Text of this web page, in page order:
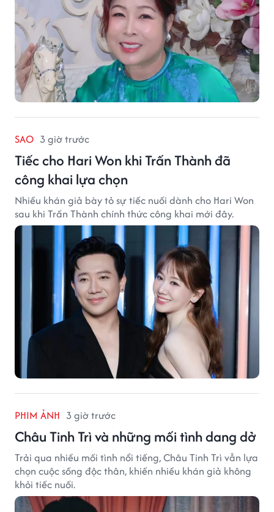
SAO 3 giờ trước
Tiếc cho Hari Won khi Trấn Thành đã
công khai lựa chọn
Nhiều khán giả bày tỏ sự tiếc nuối dành cho Hari Won
sau khi Trấn Thành chính thức công khai mới đây.
PHIM ẢNH 3 giờ trước
Châu Tinh Trì và những mối tình dang dở
Trải qua nhiều mối tình nổi tiếng, Châu Tinh Trì vẫn lựa
chọn cuộc sống độc thân, khiến nhiều khán giả không
khỏi tiếc nuối.